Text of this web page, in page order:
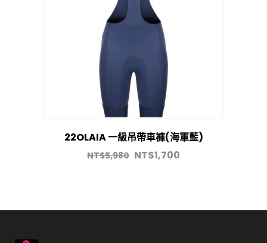
22OLAIA 一級吊帶車褲(海軍藍)
NT$5,980 NT$1,700